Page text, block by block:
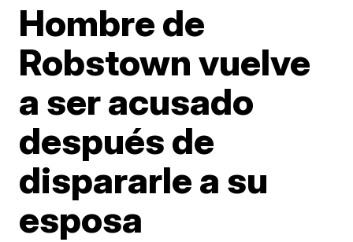
Hombre de
Robstown vuelve
a ser acusado
después de
dispararle a su
esposa